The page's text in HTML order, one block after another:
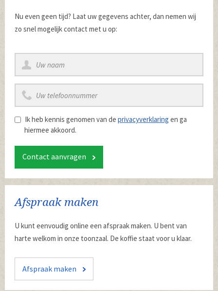
Nu even geen tijd? Laat uw gegevens achter, dan nemen wij
zo snel mogelijk contact met u op:
Ik heb kennis genomen van de privacyverklaring en ga
hiermee akkoord.
Contact aanvragen
Afspraak maken
U kunt eenvoudig online een afspraak maken. U bent van
harte welkom in onze toonzaal. De koffie staat voor u klaar.
Afspraak maken